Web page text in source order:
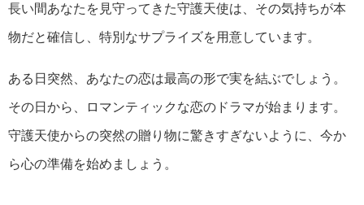
長い間あなたを見守ってきた守護天使は、その気持ちが本
物だと確信し、特別なサプライズを用意しています。
ある日突然、あなたの恋は最高の形で実を結ぶでしょう。
その日から、ロマンティックな恋のドラマが始まります。
守護天使からの突然の贈り物に驚きすぎないように、今か
ら心の準備を始めましょう。